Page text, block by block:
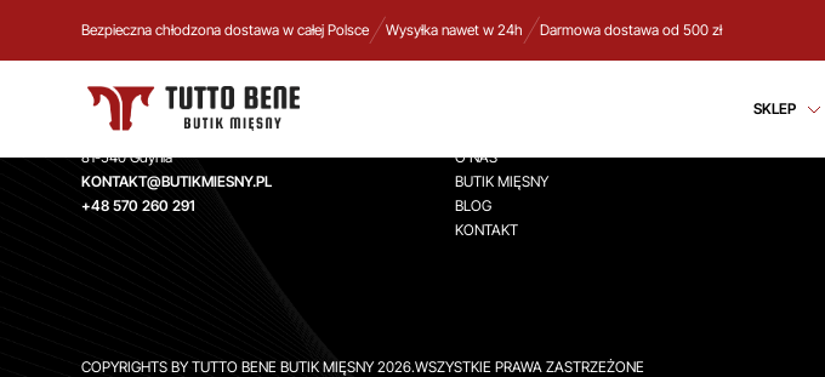
Bezpieczna chłodzona dostawa w całej Polsce Wysyłka nawet w 24h Darmowa dostawa od 500 zł
SKLEP
TUTTO BENE BUTIK MIĘSNY
Aleja Zwycięstwa 244,
81-540 Gdynia
KONTAKT@BUTIKMIESNY.PL
+48 570 260 291
O NAS
BUTIK MIĘSNY
BLOG
KONTAKT
COPYRIGHTS BY TUTTO BENE BUTIK MIĘSNY 2026.WSZYSTKIE PRAWA ZASTRZEŻONE